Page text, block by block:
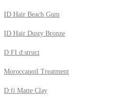
ID Hair Beach Gum
ID Hair Dusty Bronze
D:FI d:struct
Moroccanoil Treatment
D:fi Matte Clay